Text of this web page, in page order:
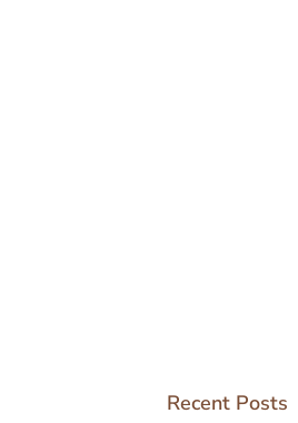
Recent Posts